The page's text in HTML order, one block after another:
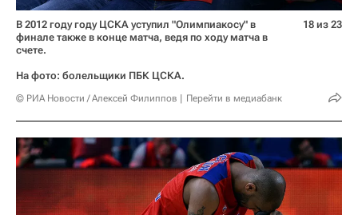
В 2012 году году ЦСКА уступил "Олимпиакосу" в
финале также в конце матча, ведя по ходу матча в
счете.
На фото: болельщики ПБК ЦСКА.
© РИА Новости / Алексей Филиппов Перейти в медиабанк
18 из 23